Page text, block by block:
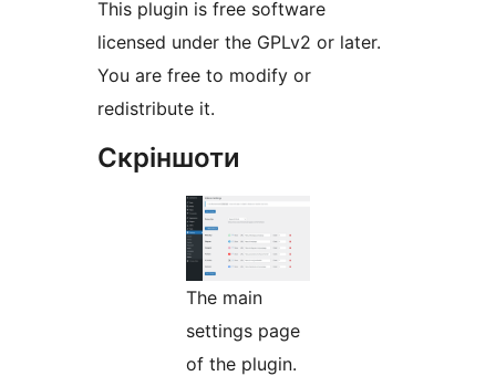
This plugin is free software
licensed under the GPLv2 or later.
You are free to modify or
redistribute it.
Скріншоти
The main
settings page
of the plugin.